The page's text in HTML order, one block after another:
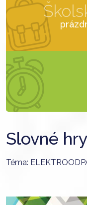
Slovné
Téma: